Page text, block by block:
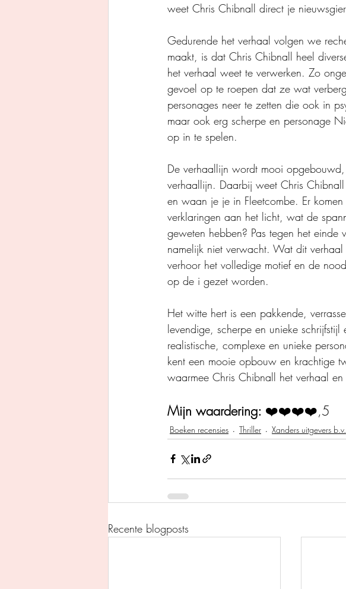
weet Chris Chibnall direct je
Gedurende het verhaal volgen we
maakt, is dat Chris Chibnall heel
het verhaal weet te verwerken. Zo
gevoel op te roepen dat ze wat
personages neer te zetten die ook in
maar ook erg scherpe en personage
op in te spelen.
De verhaallijn wordt mooi
verhaallijn. Daarbij weet Chris
en waan je je in Fleetcombe. Er
verklaringen aan het licht, wat de
geweten hebben? Pas tegen het
namelijk niet verwacht. Wat dit
verhoor het volledige motief en de
op de i gezet worden.
Het witte hert is een pakkende,
levendige, scherpe en unieke
realistische, complexe en unieke
kent een mooie opbouw en krachtige
waarmee Chris Chibnall het verhaal
Mijn waardering: ❤️❤️❤️❤️,5
Boeken recensies Thriller Xanders uitgevers b.v.
Recente blogposts